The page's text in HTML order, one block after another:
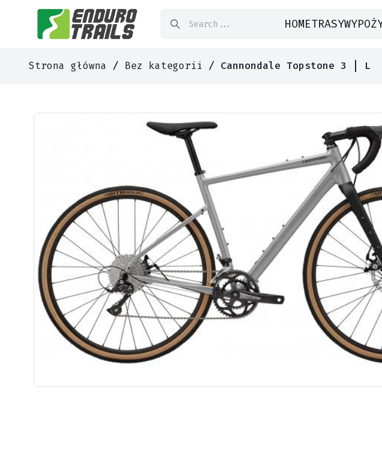
HOMETRASY
Strona główna / Bez kategorii / Cannondale Topstone 3 | L